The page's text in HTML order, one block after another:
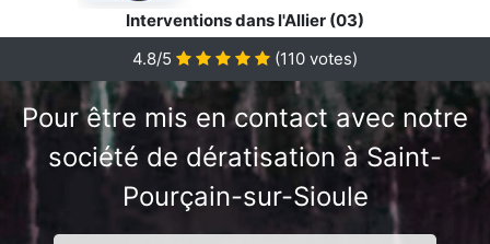
Interventions dans l'Allier (03)
4.8/5
(110 votes)
Pour être mis en contact avec notre
société de dératisation à Saint-
Pourçain-sur-Sioule